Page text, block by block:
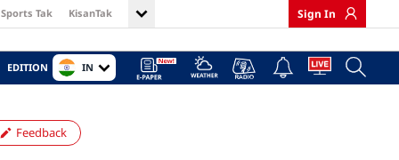
Sports Tak KisanTak Sign In
EDITION IN
Feedback